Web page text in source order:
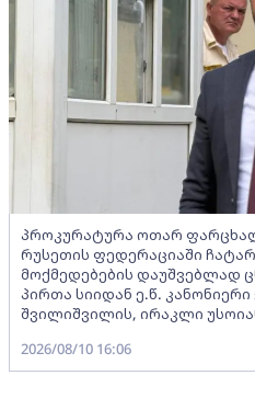
პროკურატურა ოთარ
რუსეთის ფედერაციაში
მოქმედებების დაუშვებლად
პირთა სიიდან ე.წ. კანონიერი
შვილიშვილის, ირაკლი
2026/08/10 16:06